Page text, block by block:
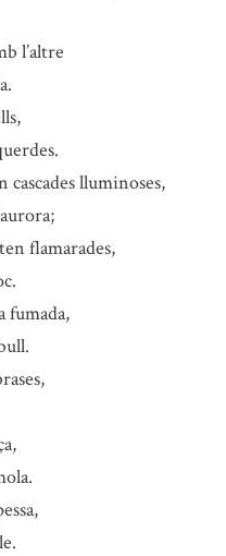
l’altre
cascades lluminoses,
flamarades,
fumada,